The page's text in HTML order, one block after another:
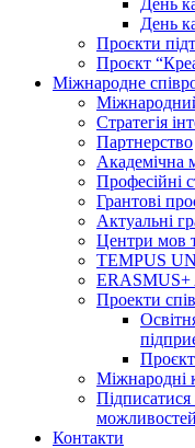
День
День
Проєкти
Проєкт
Міжнародне
Стратегія
Партнерство
Академічна
Професійні
Грантові
Актуальні
Центри мов
TEMPUS
ERASMUS+
Проекти
Міжнародні
можливостей
Контакти